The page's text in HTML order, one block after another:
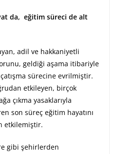
da, eğitim süreci de alt
adil ve hakkaniyetli
geldiği aşama itibariyle
sürecine evrilmiştir.
etkileyen, birçok
çıkma yasaklarıyla
son süreç eğitim hayatını
etkilemiştir.
gibi şehirlerden